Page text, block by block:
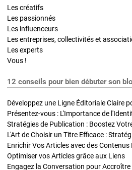
Les créatifs
Les passionnés
Les influenceurs
Les entreprises, collectivités et
Les experts
Vous !
12 conseils pour bien débuter son
Développez une Ligne Éditoriale Claire
Présentez-vous : L'Importance de
L'Art de Choisir un Titre Efficace :
Optimiser vos Articles grâce aux Liens
Engagez la Conversation pour